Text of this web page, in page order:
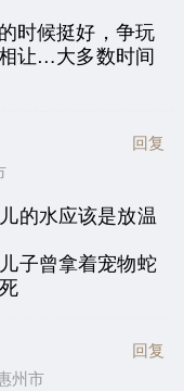
时候挺好，争玩
让…大多数时间
回复
的水应该是放温
子曾拿着宠物蛇
州市
回复